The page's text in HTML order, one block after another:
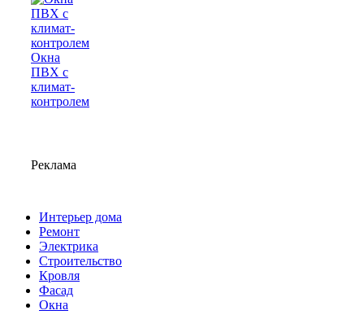
Окна
ПВХ с
климат-
контролем
Реклама
Интерьер дома
Ремонт
Электрика
Строительство
Кровля
Фасад
Окна